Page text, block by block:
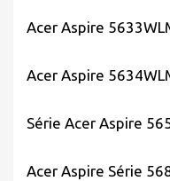
Acer Aspire
Acer Aspire
Série Acer Aspire
Acer Aspire Série